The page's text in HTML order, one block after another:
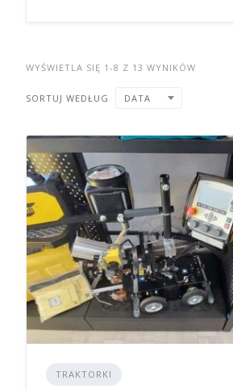
WYŚWIETLA SIĘ 1-8 Z 13 WYNIKÓW
SORTUJ WEDŁUG DATA
TRAKTORKI